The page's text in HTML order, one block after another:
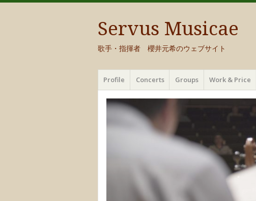
Servus Musicae
歌手・指揮者 櫻井元希のウェブサイト
メ
ニ
コ
ンProfile Concerts Groups Work & Price